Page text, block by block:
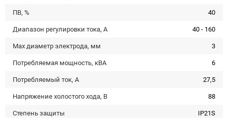
ПВ, % 40
Диапазон регулировки тока, А 40 - 160
Max диаметр электрода, мм 3
Потребляемая мощность, кВА 6
Потребляемый ток, А 27,5
Напряжение холостого хода, В 88
Степень защиты IP21S